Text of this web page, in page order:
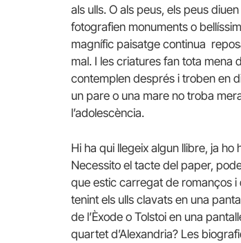
als ulls. O als peus, els peus
fotografien monuments o
magnífic paisatge continua
mal. I les criatures fan tota mena
contemplen després i troben en
un pare o una mare no troba
l’adolescència.
Hi ha qui llegeix algun llibre, ja
Necessito el tacte del paper,
que estic carregat de romanços i
tenint els ulls clavats en una
de l’Èxode o Tolstoi en una
quartet d’Alexandria? Les